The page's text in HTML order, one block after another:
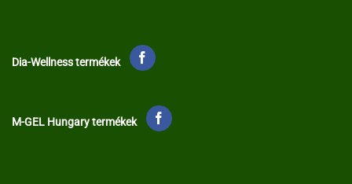
Dia-Wellness termékek
M-GEL Hungary termékek